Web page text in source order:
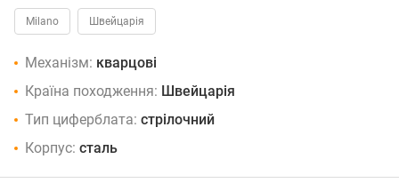
Milano Швейцарія
Механізм: кварцові
Країна походження: Швейцарія
Тип циферблата: стрілочний
Корпус: сталь